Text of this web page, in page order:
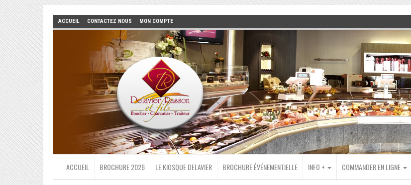
ACCUEIL CONTACTEZ NOUS MON COMPTE
ACCUEIL BROCHURE 2026 LE KIOSQUE DELAVIER BROCHURE ÉVÉNEMENTIELLE INFO + COMMANDER EN LIGNE